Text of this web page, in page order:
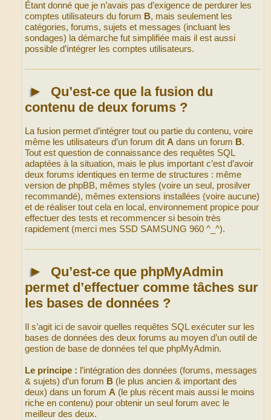
Étant donné que je n’avais pas d’exigence de perdurer les
comptes utilisateurs du forum B, mais seulement les
catégories, forums, sujets et messages (incluant les
sondages) la démarche fut simplifiée mais il est aussi
possible d’intégrer les comptes utilisateurs.
►
Qu’est-ce que la fusion du
contenu de deux forums ?
La fusion permet d’intégrer tout ou partie du contenu, voire
même les utilisateurs d’un forum dit A dans un forum B.
Tout est question de connaissance des requêtes SQL
adaptées à la situation, mais le plus important c’est d’avoir
deux forums identiques en terme de structures : même
version de phpBB, mêmes styles (voire un seul, prosilver
recommandé), mêmes extensions installées (voire aucune)
et de réaliser tout cela en local, environnement propice pour
effectuer des tests et recommencer si besoin très
rapidement (merci mes SSD SAMSUNG 960 ^_^).
►
Qu’est-ce que phpMyAdmin
permet d’effectuer comme tâches sur
les bases de données ?
Il s’agit ici de savoir quelles requêtes SQL exécuter sur les
bases de données des deux forums au moyen d’un outil de
gestion de base de données tel que phpMyAdmin.
Le principe : l’intégration des données (forums, messages
& sujets) d’un forum B (le plus ancien & important des
deux) dans un forum A (le plus récent mais aussi le moins
riche en contenu) pour obtenir un seul forum avec le
meilleur des deux.